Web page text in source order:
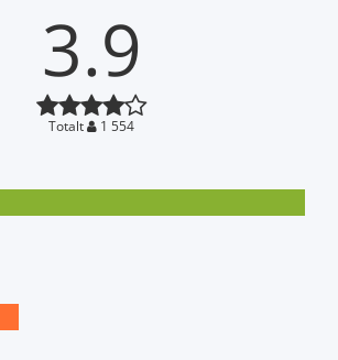
3.9
Totalt 1 554